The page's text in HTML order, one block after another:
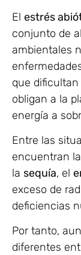
El estrés
conjunto de
ambientales
que
obligan a la
energía a
Entre las
encuentran
la sequía, el
exceso de
deficiencias
Por tanto,
diferentes